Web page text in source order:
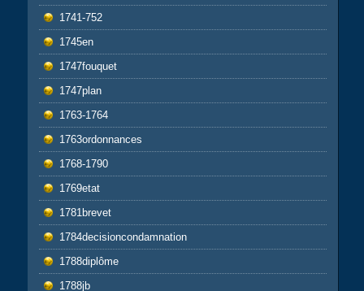
1741-752
1745en
1747fouquet
1747plan
1763-1764
1763ordonnances
1768-1790
1769etat
1781brevet
1784decisioncondamnation
1788diplôme
1788jb